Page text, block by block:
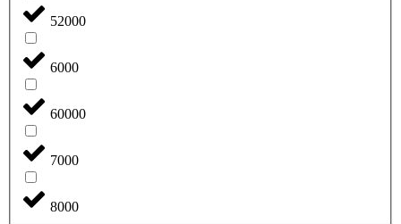
52000
6000
60000
7000
8000